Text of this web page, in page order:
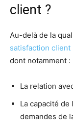
client ?
Au-delà de la
satisfaction client
dont notamment :
La relation
La capacité
demandes de